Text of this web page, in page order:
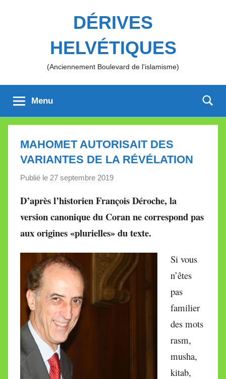
DÉRIVES
HELVÉTIQUES
(Anciennement Boulevard de l'islamisme)
Menu
MAHOMET AUTORISAIT DES
VARIANTES DE LA RÉVÉLATION
Publié le 27 septembre 2019
r
M
e
i
l
D’après l’historien François Déroche, la
version canonique du Coran ne correspond pas
aux origines «plurielles» du texte.
Si vous
n’êtes
pas
familier
des mots
rasm,
musha,
kitab,